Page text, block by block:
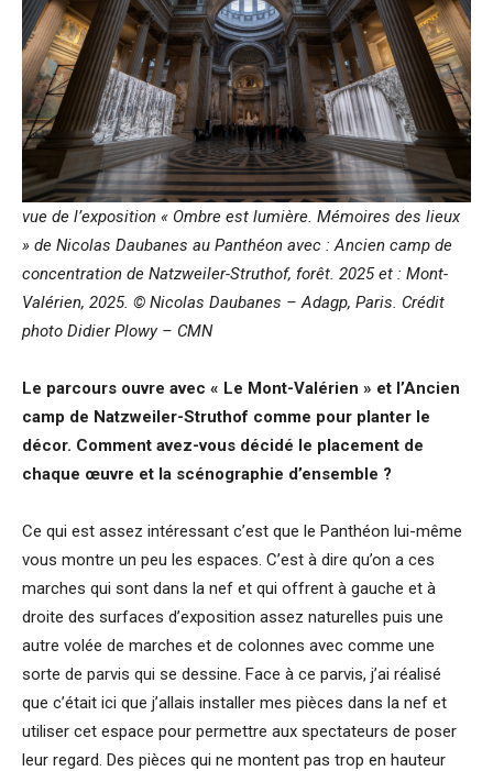
vue de l’exposition « Ombre est lumière. Mémoires des lieux
» de Nicolas Daubanes au Panthéon avec : Ancien camp de
concentration de Natzweiler-Struthof, forêt. 2025 et : Mont-
Valérien, 2025. © Nicolas Daubanes – Adagp, Paris. Crédit
photo Didier Plowy – CMN
Le parcours ouvre avec « Le Mont-Valérien » et l’Ancien
camp de Natzweiler-Struthof comme pour planter le
décor. Comment avez-vous décidé le placement de
chaque œuvre et la scénographie d’ensemble ?
Ce qui est assez intéressant c’est que le Panthéon lui-même
vous montre un peu les espaces. C’est à dire qu’on a ces
marches qui sont dans la nef et qui offrent à gauche et à
droite des surfaces d’exposition assez naturelles puis une
autre volée de marches et de colonnes avec comme une
sorte de parvis qui se dessine. Face à ce parvis, j’ai réalisé
que c’était ici que j’allais installer mes pièces dans la nef et
utiliser cet espace pour permettre aux spectateurs de poser
leur regard. Des pièces qui ne montent pas trop en hauteur